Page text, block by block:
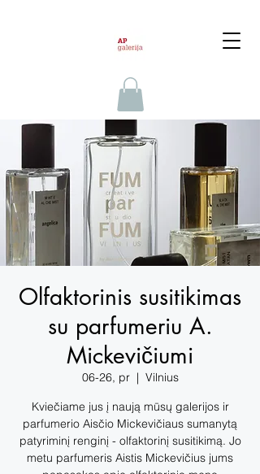
Olfaktorinis susitikimas
su parfumeriu A.
Mickevičiumi
06-26, pr
  |
Vilnius
Kviečiame jus į naują mūsų galerijos ir
parfumerio Aisčio Mickevičiaus sumanytą
patyriminį renginį - olfaktorinį susitikimą. Jo
metu parfumeris Aistis Mickevičius jums